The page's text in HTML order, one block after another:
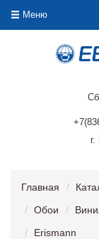
Меню
Главная
Обои
Erismann